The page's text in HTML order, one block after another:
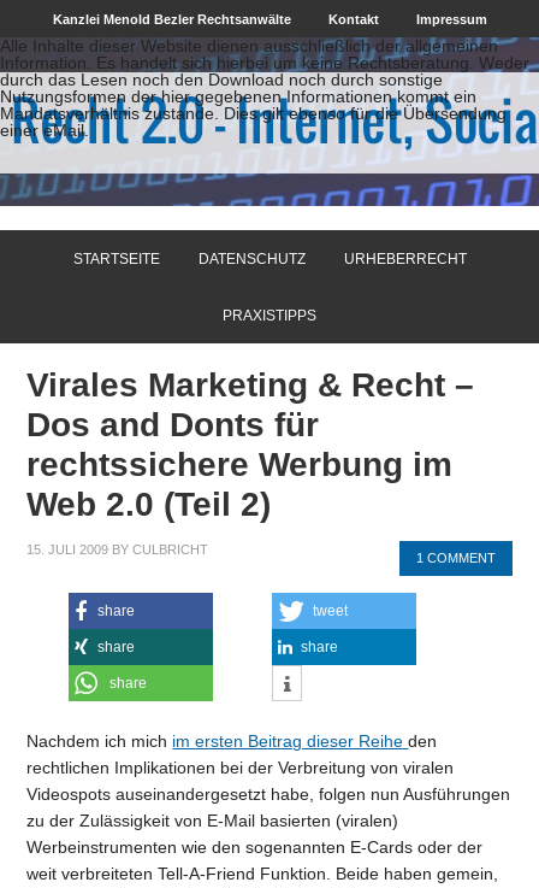
Kanzlei Menold Bezler Rechtsanwälte Kontakt Impressum
Alle Inhalte dieser Website dienen ausschließlich der allgemeinen
Information. Es handelt sich hierbei um keine Rechtsberatung. Weder
durch das Lesen noch den Download noch durch sonstige
Nutzungsformen der hier gegebenen Informationen kommt ein
Mandatsverhältnis zustande. Dies gilt ebenso für die Übersendung
einer eMail.
STARTSEITE DATENSCHUTZ URHEBERRECHT
PRAXISTIPPS
Virales Marketing & Recht –
Dos and Donts für
rechtssichere Werbung im
Web 2.0 (Teil 2)
15. JULI 2009 BYCULBRICHT
1 COMMENT
share tweet
share share
share
Nachdem ich mich im ersten Beitrag dieser Reiheden
rechtlichen Implikationen bei der Verbreitung von viralen
Videospots auseinandergesetzt habe, folgen nun Ausführungen
zu der Zulässigkeit von E-Mail basierten (viralen)
Werbeinstrumenten wie den sogenannten E-Cards oder der
weit verbreiteten Tell-A-Friend Funktion. Beide haben gemein,